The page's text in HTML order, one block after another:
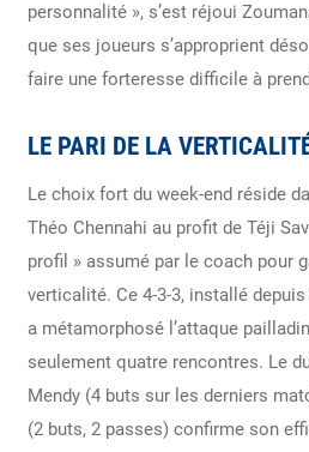
personnalité », s’est réjoui
que ses joueurs s’approprient
faire une forteresse difficile à
LE PARI DE LA
Le choix fort du week-end réside
Théo Chennahi au profit de Téji
profil » assumé par le coach pour
verticalité. Ce 4-3-3, installé
a métamorphosé l’attaque
seulement quatre rencontres. Le
Mendy (4 buts sur les derniers
(2 buts, 2 passes) confirme son